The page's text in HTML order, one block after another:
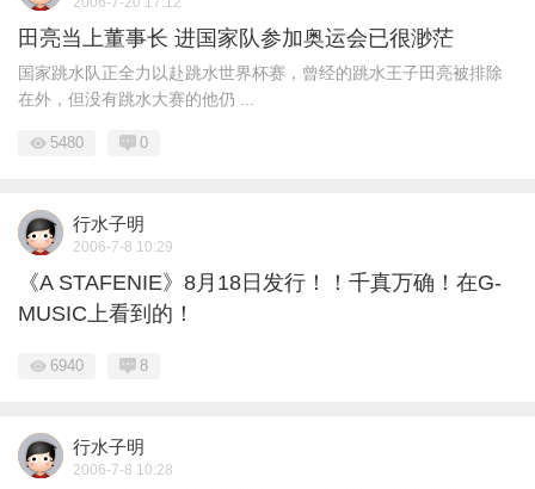
田亮当上董事长 进国家队参加奥运会已很渺茫
国家跳水队正全力以赴跳水世界杯赛，曾经的跳水王子田亮被排除
在外，但没有跳水大赛的他仍 ...
5480 0
行水子明
2006-7-8 10:29
《A STAFENIE》8月18日发行！！千真万确！在G-
MUSIC上看到的！
6940 8
行水子明
2006-7-8 10:28